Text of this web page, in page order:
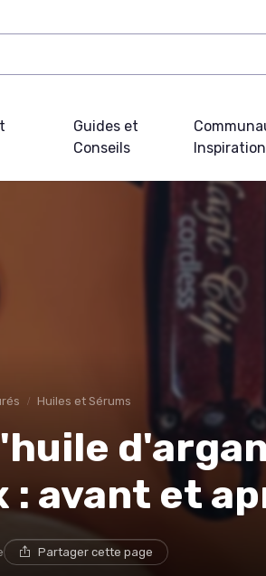
Guides et
Conseils
Inspiration
Huiles et Sérums
: avant et
Partager cette page